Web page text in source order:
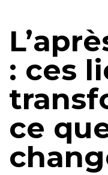
: ces
ce